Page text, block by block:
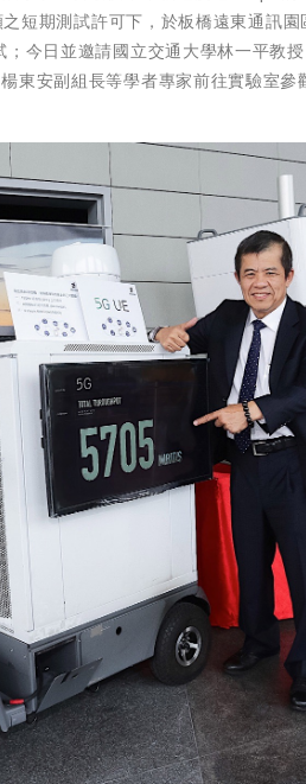
短期測試許可下，於板橋遠東通訊
今日並邀請國立交通大學林一平教
東安副組長等學者專家前往實驗室